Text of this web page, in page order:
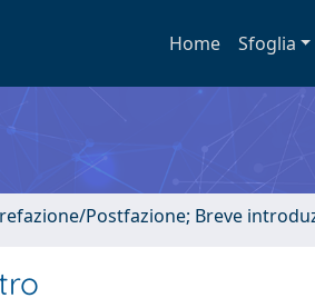
Home Sfoglia
Postfazione; Breve